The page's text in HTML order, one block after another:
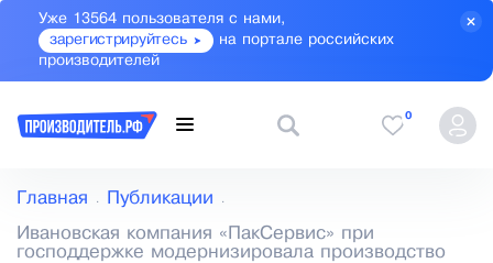
Уже 13564 пользователя с нами,
зарегистрируйтесь
на портале российских
производителей
0
Главная Публикации
Ивановская компания «ПакСервис» при
господдержке модернизировала производство